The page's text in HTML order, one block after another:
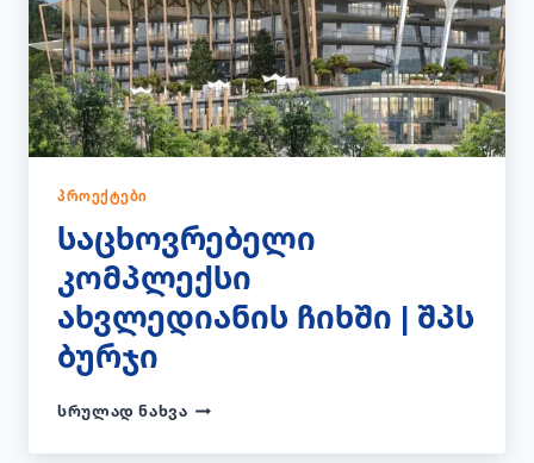
ᲞᲠᲝᲔᲥᲢᲔᲑᲘ
საცხოვრებელი
კომპლექსი
ახვლედიანის ჩიხში | შპს
ბურჯი
ᲡᲠᲣᲚᲐᲓ ᲜᲐᲮᲕᲐᲡᲐᲪᲮᲝᲕᲠᲔᲑᲔᲚᲘ
ᲐᲮᲕᲚᲔᲓᲘᲐᲜᲘᲡ